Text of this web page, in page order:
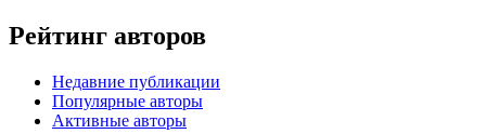
Рейтинг авторов
Недавние публикации
Популярные авторы
Активные авторы